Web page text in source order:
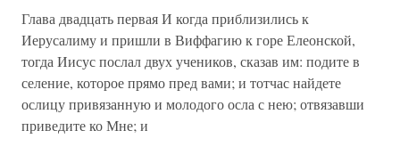
Глава двадцать первая И когда приблизились к
Иерусалиму и пришли в Виффагию к горе Елеонской,
тогда Иисус послал двух учеников, сказав им: подите в
селение, которое прямо пред вами; и тотчас найдете
ослицу привязанную и молодого осла с нею; отвязавши
приведите ко Мне; и